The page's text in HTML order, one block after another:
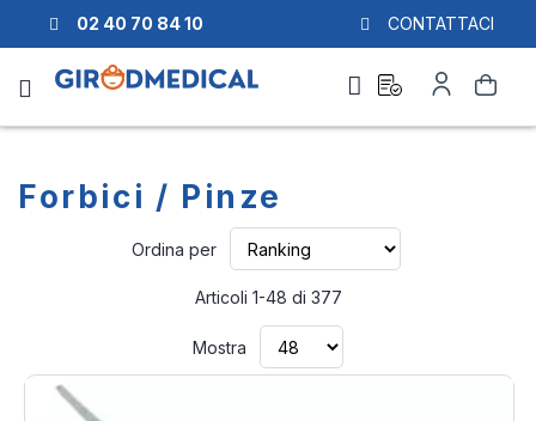
02 40 70 84 10 CONTATTACI
Cerca
preventivo
mio
Account
Forbici / Pinze
Ordina per
Articoli 1-48 di 377
Mostra